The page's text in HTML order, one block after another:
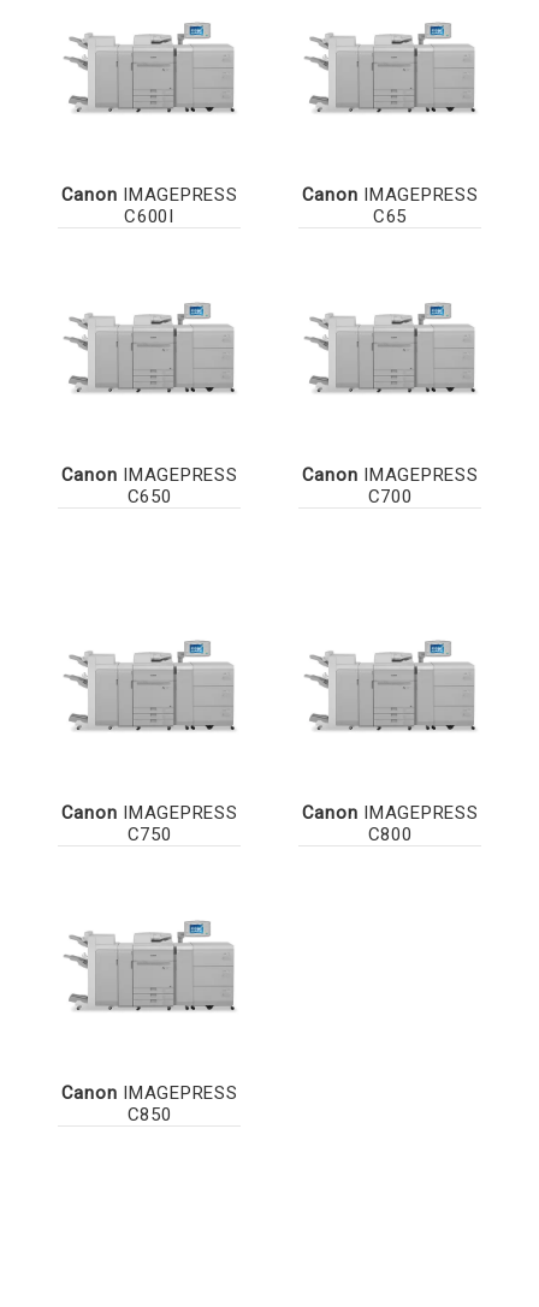
Canon IMAGEPRESS
C600I
Canon IMAGEPRESS
C65
Canon IMAGEPRESS
C650
Canon IMAGEPRESS
C700
Canon IMAGEPRESS
C750
Canon IMAGEPRESS
C800
Canon IMAGEPRESS
C850